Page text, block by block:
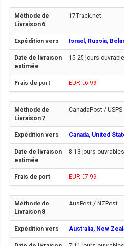
17Track.net
Israel, Russia,
15-25 jours
EUR €6.99
CanadaPost / USPS
Canada, United
8-13 jours ouvrables
EUR €7.99
AusPost / NZPost
Australia, New